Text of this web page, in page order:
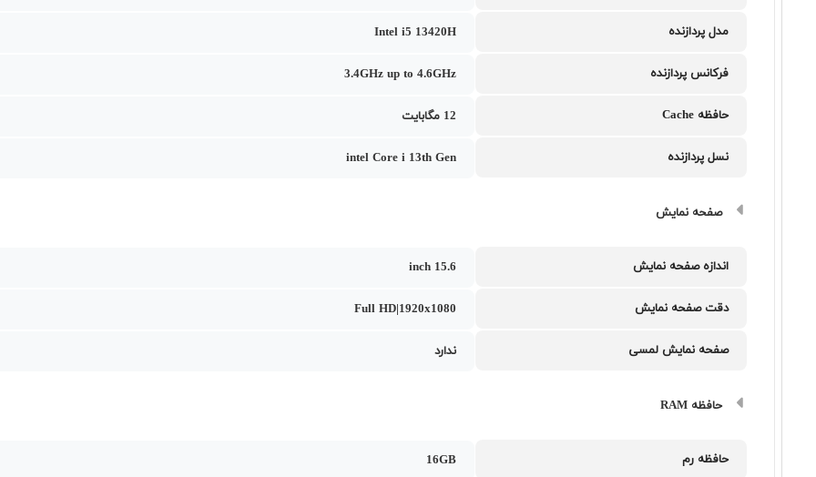
مدل پردازنده Intel i5 13420H
فرکانس پردازنده 3.4GHz up to 4.6GHz
حافظه Cache 12 مگابایت
نسل پردازنده intel Core i 13th Gen
صفحه نمایش
اندازه صفحه نمایش 15.6 inch
دقت صفحه نمایش Full HD|1920x1080
صفحه نمایش لمسی ندارد
حافظه RAM
حافظه رم 16GB